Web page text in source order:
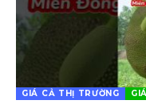
GIÁ CẢ THỊ TRƯỜNG